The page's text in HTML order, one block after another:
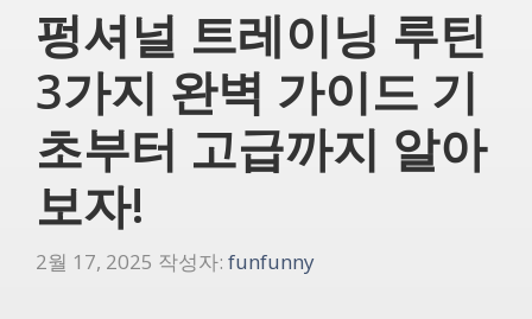
펑셔널 트레이닝 루틴
3가지 완벽 가이드 기
초부터 고급까지 알아
보자!
2월 17, 2025 작성자: funfunny